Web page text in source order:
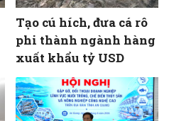
Tạo cú hích, đưa cá rô
phi thành ngành hàng
xuất khẩu tỷ USD